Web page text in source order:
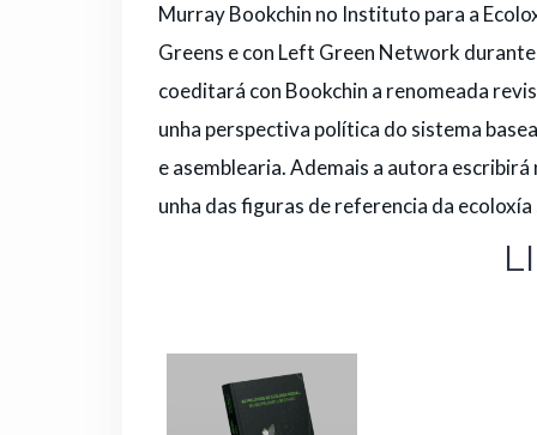
Murray Bookchin no Instituto para a
Greens e con Left Green Network
coeditará con Bookchin a renomeada
unha perspectiva política do sistema
e asemblearia. Ademais a autora
unha das figuras de referencia da